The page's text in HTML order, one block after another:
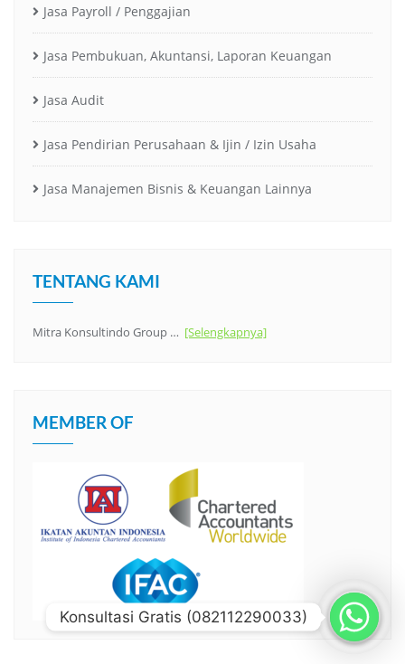
Jasa Payroll / Penggajian
Jasa Pembukuan, Akuntansi, Laporan Keuangan
Jasa Audit
Jasa Pendirian Perusahaan & Ijin / Izin Usaha
Jasa Manajemen Bisnis & Keuangan Lainnya
TENTANG KAMI
Mitra Konsultindo Group … [Selengkapnya]
MEMBER OF
Konsultasi Gratis (082112290033)